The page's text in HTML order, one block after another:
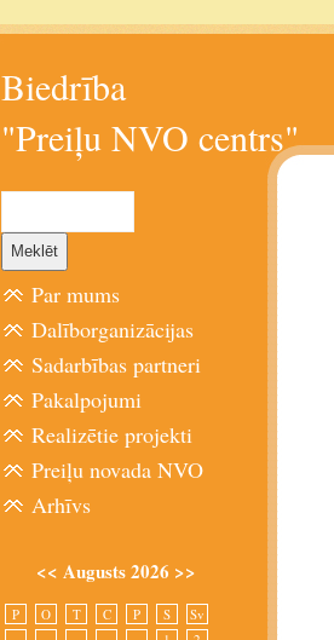
Biedrība
"Preiļu NVO centrs"
Par mums
Dalīborganizācijas
Sadarbības partneri
Pakalpojumi
Realizētie projekti
Preiļu novada NVO
Arhīvs
<< Augusts 2026 >>
P O T C P S
Sv